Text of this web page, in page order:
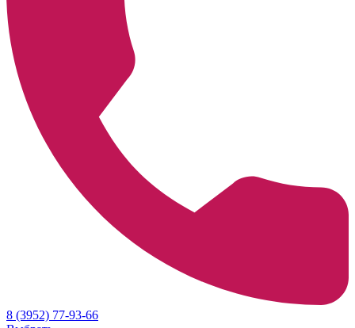
8 (3952) 77-93-66